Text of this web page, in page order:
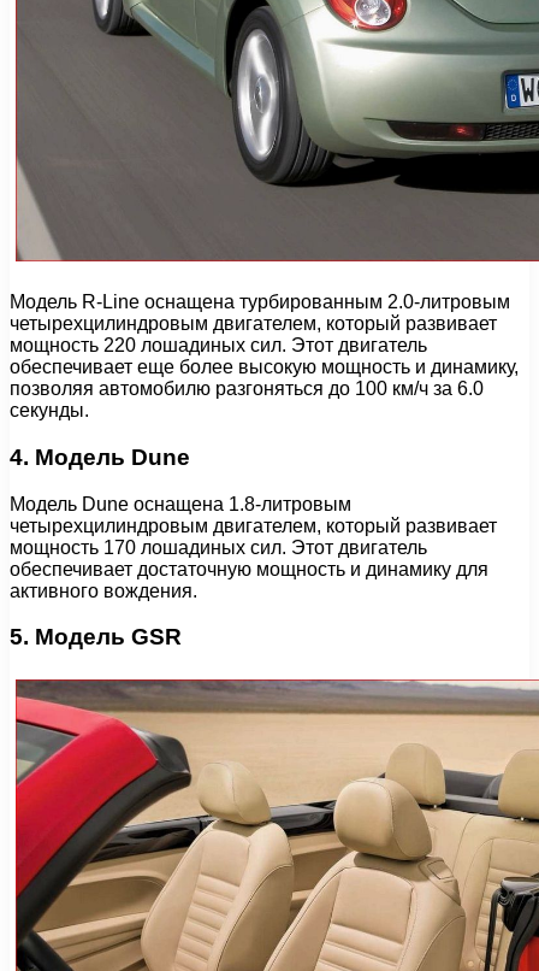
Модель R-Line оснащена турбированным 2.0-литровым
четырехцилиндровым двигателем, который развивает
мощность 220 лошадиных сил. Этот двигатель
обеспечивает еще более высокую мощность и динамику,
позволяя автомобилю разгоняться до 100 км/ч за 6.0
секунды.
4. Модель Dune
Модель Dune оснащена 1.8-литровым
четырехцилиндровым двигателем, который развивает
мощность 170 лошадиных сил. Этот двигатель
обеспечивает достаточную мощность и динамику для
активного вождения.
5. Модель GSR